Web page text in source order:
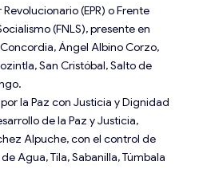
(EPR) o Frente
(FNLS), presente en
Ángel Albino Corzo,
San Cristóbal, Salto de
la Paz con Justicia y Dignidad
de la Paz y Justicia,
Alpuche, con el control de
Agua, Tila, Sabanilla, Túmbala